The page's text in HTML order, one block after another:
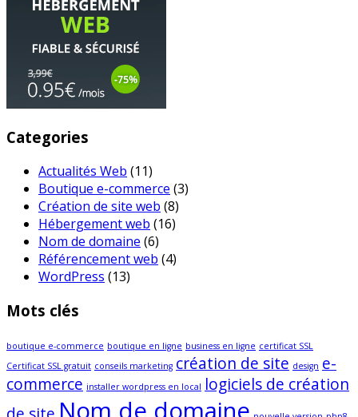
Categories
Actualités Web (11)
Boutique e-commerce (3)
Création de site web (8)
Hébergement web (16)
Nom de domaine (6)
Référencement web (4)
WordPress (13)
Mots clés
boutique e-commerce boutique en ligne business en ligne certificat SSL
Certificat SSL gratuit conseils marketing création de site design e-
commerce installer wordpress en local logiciels de création
Nom de domaine